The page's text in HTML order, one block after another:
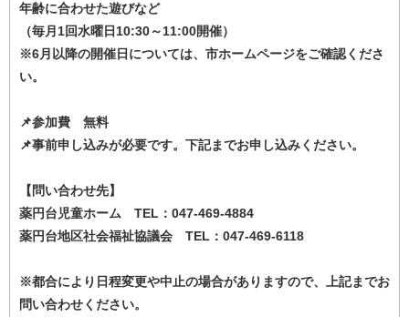
年齢に合わせた遊びなど
（毎月1回水曜日10:30～11:00開催）
※6月以降の開催日については、市ホームページをご確認くださ
い。
📌参加費 無料
📌事前申し込みが必要です。下記までお申し込みください。
【問い合わせ先】
薬円台児童ホーム TEL：047-469-4884
薬円台地区社会福祉協議会 TEL：047-469-6118
※都合により日程変更や中止の場合がありますので、上記までお
問い合わせください。